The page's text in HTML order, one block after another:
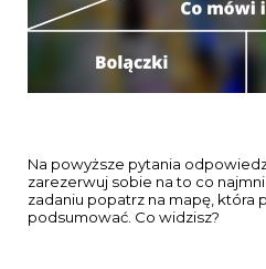
Na powyższe pytania
zarezerwuj sobie na to co
zadaniu popatrz na mapę, która
podsumować. Co widzisz?